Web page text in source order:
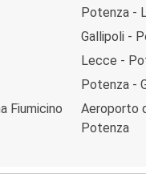
Fiumicino
Potenza -
Gallipoli -
Lecce -
Potenza -
Aeroporto
Potenza